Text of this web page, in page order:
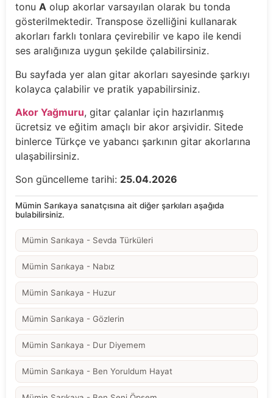
tonu A olup akorlar varsayılan olarak bu tonda
gösterilmektedir. Transpose özelliğini kullanarak
akorları farklı tonlara çevirebilir ve kapo ile kendi
ses aralığınıza uygun şekilde çalabilirsiniz.
Bu sayfada yer alan gitar akorları sayesinde şarkıyı
kolayca çalabilir ve pratik yapabilirsiniz.
Akor Yağmuru, gitar çalanlar için hazırlanmış
ücretsiz ve eğitim amaçlı bir akor arşividir. Sitede
binlerce Türkçe ve yabancı şarkının gitar akorlarına
ulaşabilirsiniz.
Son güncelleme tarihi: 25.04.2026
Mümin Sarıkaya sanatçısına ait diğer şarkıları aşağıda
bulabilirsiniz.
Mümin Sarıkaya - Sevda Türküleri
Mümin Sarıkaya - Nabız
Mümin Sarıkaya - Huzur
Mümin Sarıkaya - Gözlerin
Mümin Sarıkaya - Dur Diyemem
Mümin Sarıkaya - Ben Yoruldum Hayat